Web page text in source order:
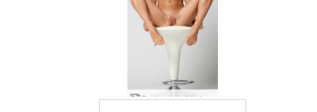
Darina L krūtinė kūdikis